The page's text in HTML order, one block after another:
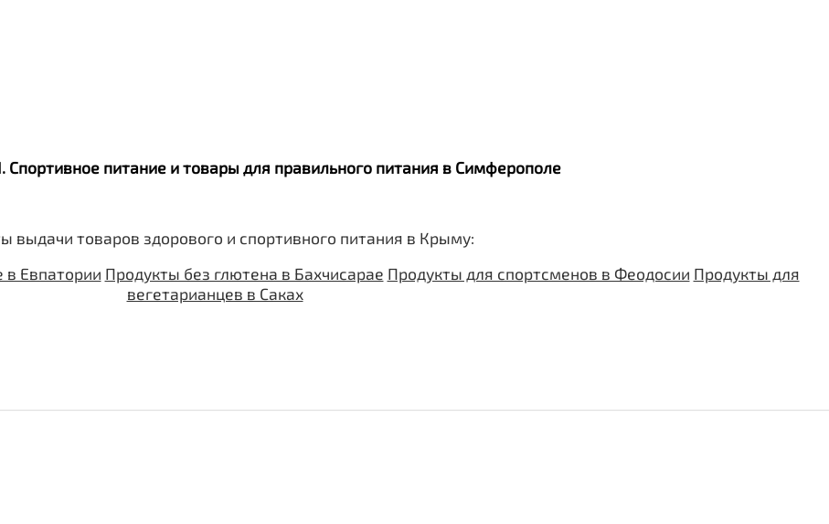
Спортивное питание и товары для правильного питания в Симферополе
выдачи товаров здорового и спортивного питания в Крыму:
в Евпатории Продукты без глютена в Бахчисарае Продукты для спортсменов в Феодосии Продукты для
вегетарианцев в Саках